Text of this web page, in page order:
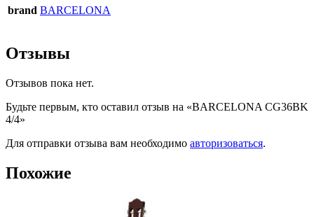
brand BARCELONA
Отзывы
Отзывов пока нет.
Будьте первым, кто оставил отзыв на «BARCELONA CG36BK
4/4»
Для отправки отзыва вам необходимо авторизоваться.
Похожие